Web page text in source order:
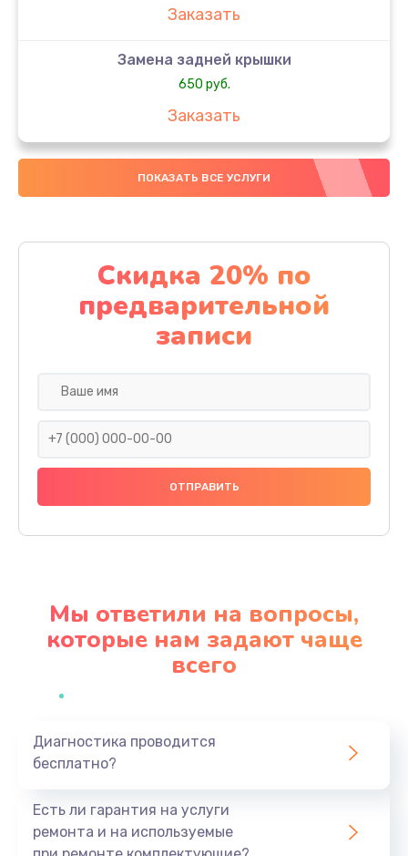
Заказать
Замена задней крышки
650 руб.
Заказать
Замена аккумулятора
4000 руб.
Замена материнской платы
1100 руб.
Заказать
Замена праймера
1000 руб.
Заказать
Профилактическая чистка
Заказать
ПОКАЗАТЬ ВСЕ УСЛУГИ
Скидка 20% по
предварительной
записи
Мы ответили на вопросы,
которые нам задают чаще
всего
Диагностика проводится
бесплатно?
Есть ли гарантия на услуги
ремонта и на используемые